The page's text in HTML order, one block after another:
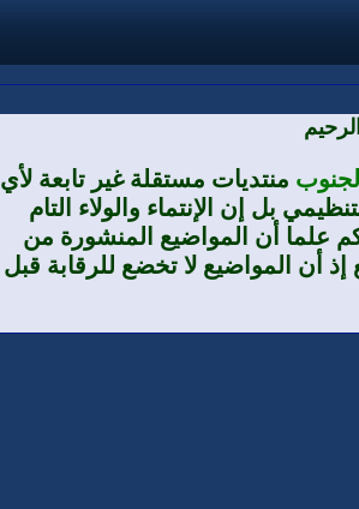
منتديات مستقلة غير تابعة لأي
بل إن الإنتماء والولاء التام
علما أن المواضيع المنشورة من
أن المواضيع لا تخضع للرقابة قبل